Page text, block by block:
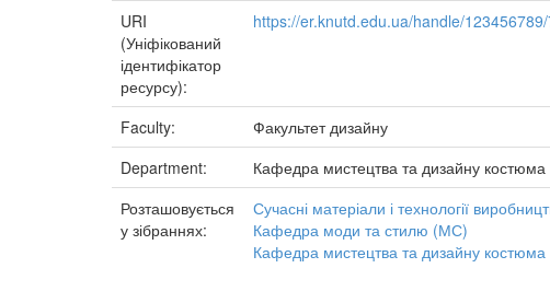
URI
(Уніфікований
ідентифікатор
ресурсу):
https://er.knutd.edu.ua/handle/
Faculty:
Факультет дизайну
Department:
Кафедра мистецтва та дизайну костюма
Розташовується
у зібраннях:
Сучасні матеріали і технології
Кафедра моди та стилю (МС)
Кафедра мистецтва та дизайну